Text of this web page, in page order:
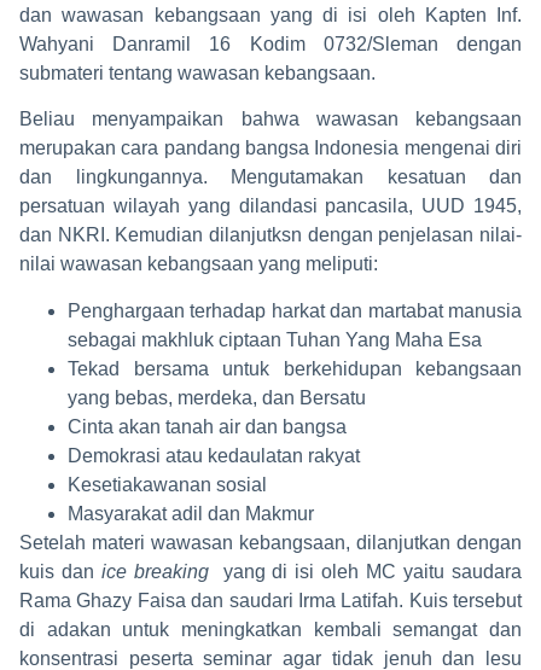
dan wawasan kebangsaan yang di isi oleh Kapten Inf.
Wahyani Danramil 16 Kodim 0732/Sleman dengan
submateri tentang wawasan kebangsaan.
Beliau menyampaikan bahwa wawasan kebangsaan
merupakan cara pandang bangsa Indonesia mengenai diri
dan lingkungannya. Mengutamakan kesatuan dan
persatuan wilayah yang dilandasi pancasila, UUD 1945,
dan NKRI. Kemudian dilanjutksn dengan penjelasan nilai-
nilai wawasan kebangsaan yang meliputi:
Penghargaan terhadap harkat dan martabat manusia
sebagai makhluk ciptaan Tuhan Yang Maha Esa
Tekad bersama untuk berkehidupan kebangsaan
yang bebas, merdeka, dan Bersatu
Cinta akan tanah air dan bangsa
Demokrasi atau kedaulatan rakyat
Kesetiakawanan sosial
Masyarakat adil dan Makmur
Setelah materi wawasan kebangsaan, dilanjutkan dengan
kuis dan ice breakingyang di isi oleh MC yaitu saudara
Rama Ghazy Faisa dan saudari Irma Latifah. Kuis tersebut
di adakan untuk meningkatkan kembali semangat dan
konsentrasi peserta seminar agar tidak jenuh dan lesu